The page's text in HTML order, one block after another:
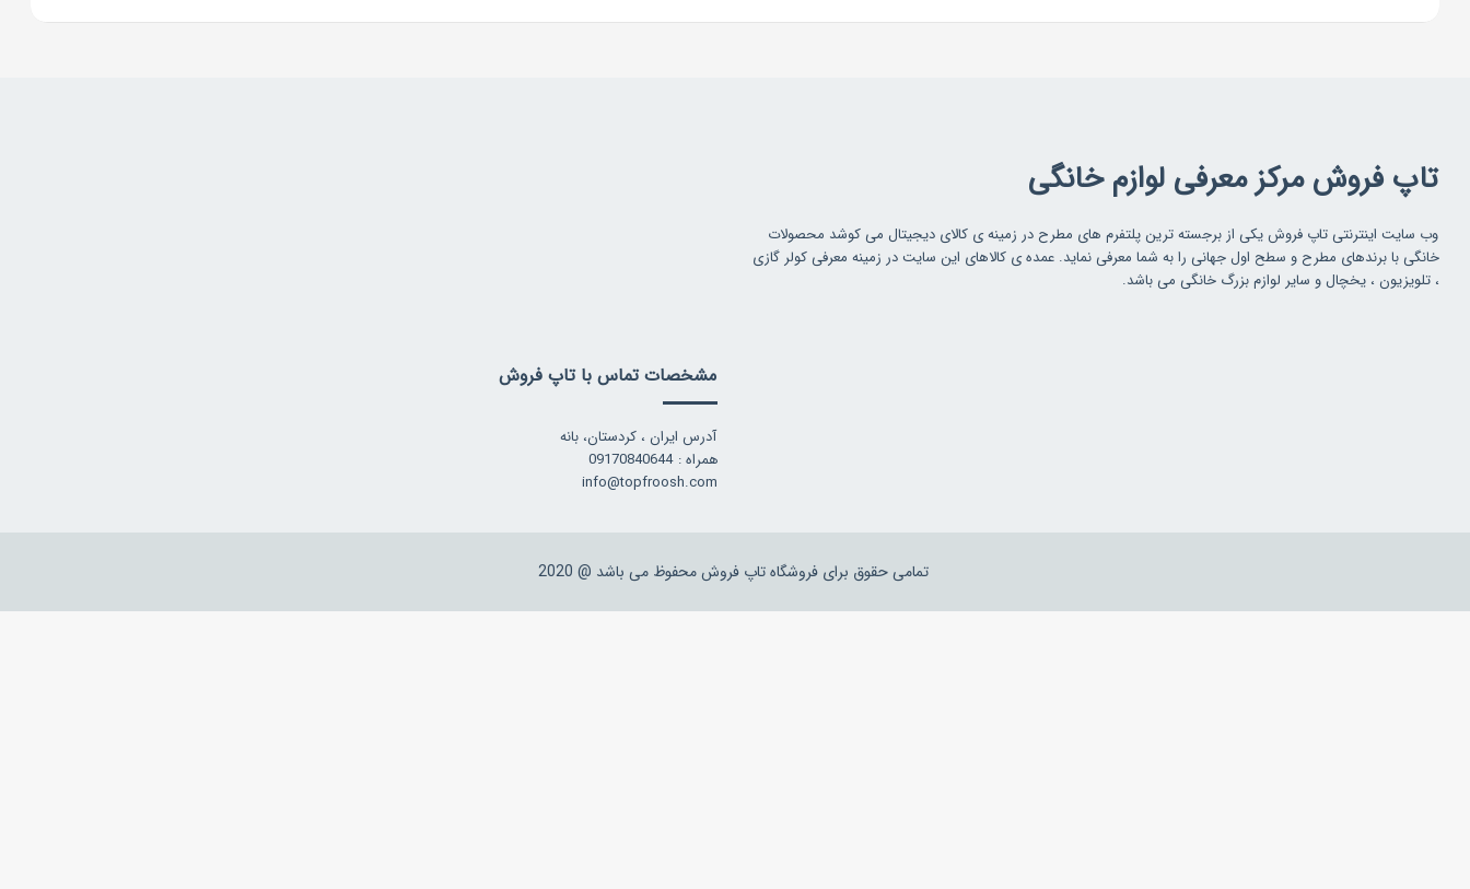
تاپ فروش مرکز معرفی لوازم خانگی
وب سایت اینترنتی تاپ فروش یکی از برجسته ترین پلتفرم های مطرح در زمینه ی کالای دیجیتال می کوشد محصولات
خانگی با برندهای مطرح و سطح اول جهانی را به شما معرفی نماید. عمده ی کالاهای این سایت در زمینه معرفی کولر گازی
، تلویزیون ، یخچال و سایر لوازم بزرگ خانگی می باشد.
مشخصات تماس با تاپ فروش
آدرس ایران ، کردستان، بانه
همراه : 09170840644
info@topfroosh.com
تمامی حقوق برای فروشگاه تاپ فروش محفوظ می باشد @ 2020